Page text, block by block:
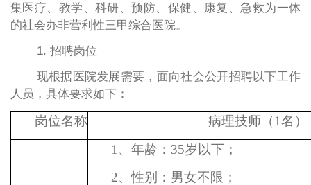
集医疗、教学、科研、预防、保健、康复、急救为一体
的社会办非营利性三甲综合医院。
1. 招聘岗位
现根据医院发展需要，面向社会公开招聘以下工作
人员，具体要求如下：
岗位名称 病理技师 （1名）
1 、年龄： 35岁以下；
2、性别：男女不限；